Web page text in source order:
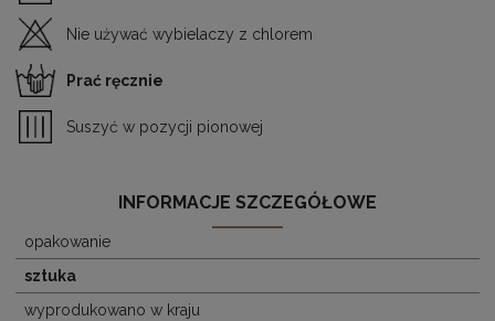
Nie używać wybielaczy z chlorem
Prać ręcznie
Suszyć w pozycji pionowej
INFORMACJE SZCZEGÓŁOWE
opakowanie
sztuka
wyprodukowano w kraju